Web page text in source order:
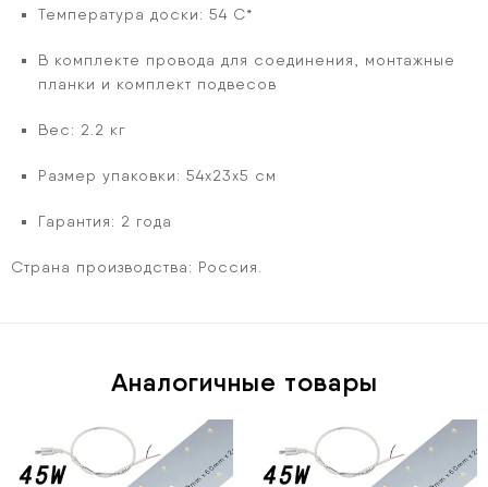
Температура доски: 54 С*
В комплекте провода для соединения, монтажные
планки и комплект подвесов
Вес: 2.2 кг
Размер упаковки: 54х23х5 см
Гарантия: 2 года
Страна производства: Россия.
Аналогичные товары